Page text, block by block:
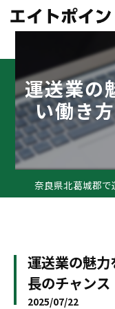
運送業の
い働き
運送業の魅
長のチャンス
2025/07/22